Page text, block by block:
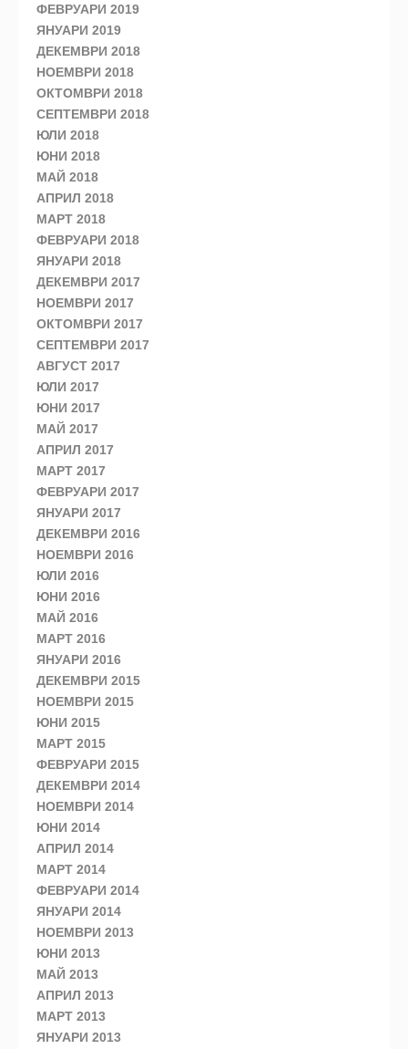
ФЕВРУАРИ 2019
ЯНУАРИ 2019
ДЕКЕМВРИ 2018
НОЕМВРИ 2018
ОКТОМВРИ 2018
СЕПТЕМВРИ 2018
ЮЛИ 2018
ЮНИ 2018
МАЙ 2018
АПРИЛ 2018
МАРТ 2018
ФЕВРУАРИ 2018
ЯНУАРИ 2018
ДЕКЕМВРИ 2017
НОЕМВРИ 2017
ОКТОМВРИ 2017
СЕПТЕМВРИ 2017
АВГУСТ 2017
ЮЛИ 2017
ЮНИ 2017
МАЙ 2017
АПРИЛ 2017
МАРТ 2017
ФЕВРУАРИ 2017
ЯНУАРИ 2017
ДЕКЕМВРИ 2016
НОЕМВРИ 2016
ЮЛИ 2016
ЮНИ 2016
МАЙ 2016
МАРТ 2016
ЯНУАРИ 2016
ДЕКЕМВРИ 2015
НОЕМВРИ 2015
ЮНИ 2015
МАРТ 2015
ФЕВРУАРИ 2015
ДЕКЕМВРИ 2014
НОЕМВРИ 2014
ЮНИ 2014
АПРИЛ 2014
МАРТ 2014
ФЕВРУАРИ 2014
ЯНУАРИ 2014
НОЕМВРИ 2013
ЮНИ 2013
МАЙ 2013
АПРИЛ 2013
МАРТ 2013
ЯНУАРИ 2013